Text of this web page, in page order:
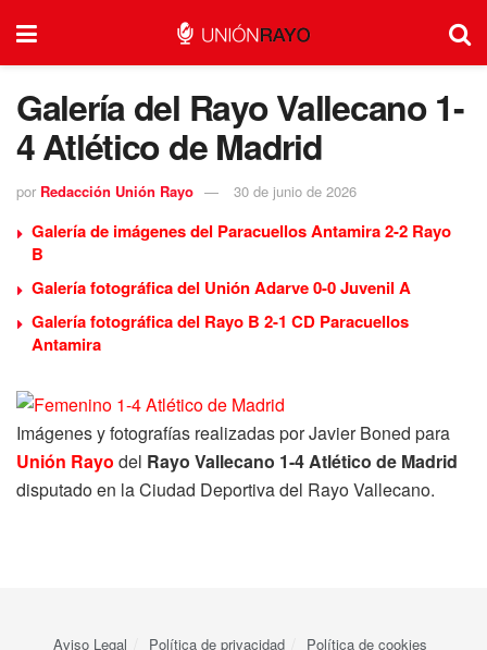
Galería del Rayo Vallecano 1-
4 Atlético de Madrid
por Redacción Unión Rayo 30 de junio de 2026
Galería de imágenes del Paracuellos Antamira 2-2 Rayo
B
Galería fotográfica del Unión Adarve 0-0 Juvenil A
Galería fotográfica del Rayo B 2-1 CD Paracuellos
Antamira
Imágenes y fotografías realizadas por Javier Boned para
Unión Rayo del Rayo Vallecano 1-4 Atlético de Madrid
disputado en la Ciudad Deportiva del Rayo Vallecano.
Aviso Legal Política de privacidad Política de cookies